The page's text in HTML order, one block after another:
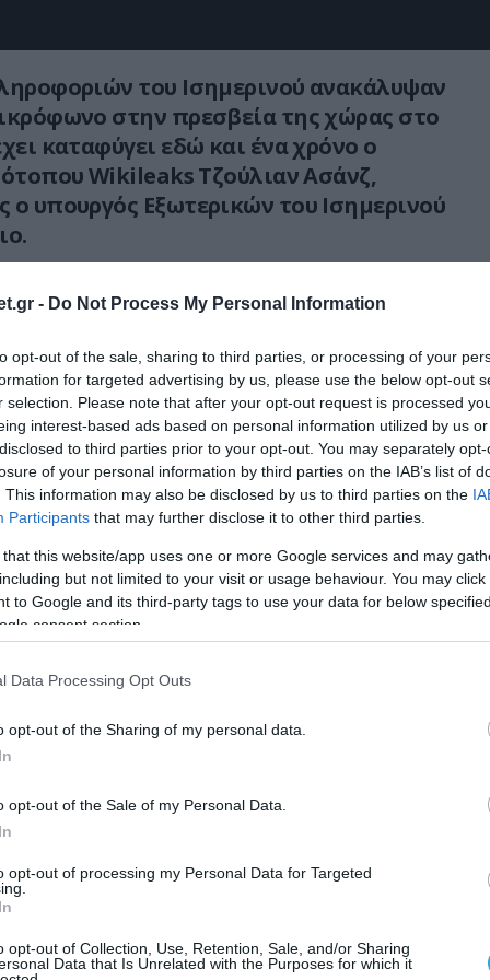
- Do Not Process My Personal Information
opt-out of the sale, sharing to third parties, or processing of your
for targeted advertising by us, please use the below opt-out
selection. Please note that after your opt-out request is processed
interest-based ads based on personal information utilized by us
to third parties prior to your opt-out. You may separately
of your personal information by third parties on the IAB’s list of
This information may also be disclosed by us to third parties on the
Participants that may further disclose it to other third parties.
that this website/app uses one or more Google services and may
but not limited to your visit or usage behaviour. You may
to Google and its third-party tags to use your data for below
consent section.
Data Processing Opt Outs
opt-out of the Sharing of my personal data.
opt-out of the Sale of my Personal Data.
opt-out of processing my Personal Data for Targeted
opt-out of Collection, Use, Retention, Sale, and/or Sharing
Data that Is Unrelated with the Purposes for which it
του Ισημερινού ανακάλυψαν
στην πρεσβεία της χώρας στο
καταφύγει εδώ και ένα χρόνο ο
Wikileaks Τζούλιαν Ασάνζ,
ο υπουργός Εξωτερικών του Ισημερινού
στην πρεσβεία μας στο Λονδίνο”,
σε συνέντευξη Τύπου και τόνισε ότι θα
τους υπεύθυνους γι΄αυτήν την διείσδυση
στοιχεία.
το μικρόφωνο εντοπίστηκε στη
στην πρεσβεία πριν από την επίσκεψή του
στις 16 Ιουνίου.
ότι δεν “υπαινίσσεται” ότι η
μικροφώνου έχει σχέση με την υπόθεση του
“Πιστεύω ότι πρόκειται για κάτι άλλο.
του στο Λονδίνο, ο Πατίνιο συναντήθηκε
του Ουίλιαμ Χέιγκ για να βρουν μια
Ασάνζ. Οι δυο υπουργοί συμφώνησαν
ομάδα εργασίας ώστε να βρεθεί μια
defencenet.gr